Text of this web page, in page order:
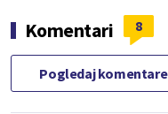
Komentari 8
Pogledaj komentare